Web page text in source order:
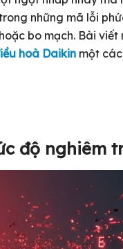
những mã lỗi
bo mạch. Bài viết
hoà Daikin một
độ nghiêm